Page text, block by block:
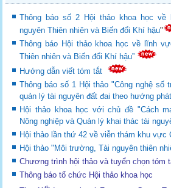
Thông báo số 2 Hội thảo khoa học
nguyên Thiên nhiên và Biến đổi Khí hậu"
Thông báo Hội thảo khoa học về lĩnh
Thiên nhiên và Biến đổi Khí hậu”
Hướng dẫn viết tóm tắt
Thông báo số 1 Hội thảo "Công nghệ số
quản lý tài nguyên đất đai theo hướng
Hội thảo khoa học với chủ đề "Cách
Nông nghiệp và Quản lý khai thác tài
Hội thảo lần thứ 42 về viễn thám khu vực
Hội thảo "Môi trường, Tài nguyên thiên
Chương trình hội thảo và tuyển chọn tóm
Thông báo tổ chức Hội thảo khoa học